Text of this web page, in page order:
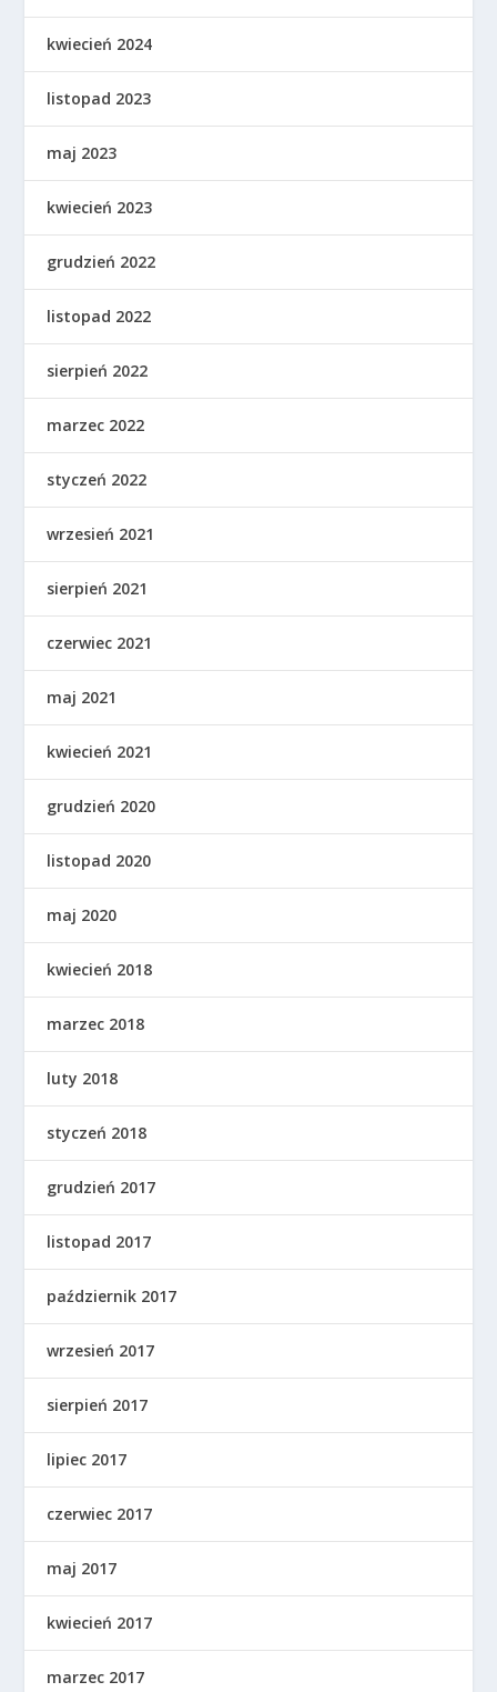
kwiecień 2024
listopad 2023
maj 2023
kwiecień 2023
grudzień 2022
listopad 2022
sierpień 2022
marzec 2022
styczeń 2022
wrzesień 2021
sierpień 2021
czerwiec 2021
maj 2021
kwiecień 2021
grudzień 2020
listopad 2020
maj 2020
kwiecień 2018
marzec 2018
luty 2018
styczeń 2018
grudzień 2017
listopad 2017
październik 2017
wrzesień 2017
sierpień 2017
lipiec 2017
czerwiec 2017
maj 2017
kwiecień 2017
marzec 2017